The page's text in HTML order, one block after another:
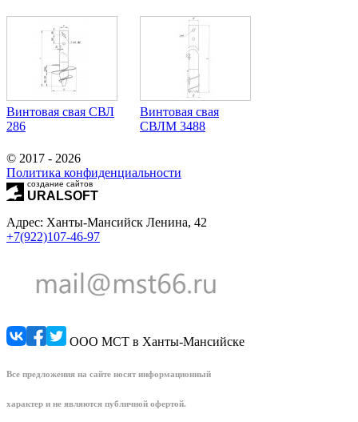
Винтовая свая СВЛ
286
Винтовая свая
СВЛМ 3488
© 2017 - 2026
Политика конфиденциальности
создание сайтов
URALSOFT
Адрес: Ханты-Мансийск Ленина, 42
+7(922)107-46-97
ООО МСТ в Ханты-Мансийске
Все предложения на сайте носят информационный
характер и не являются публичной офертой.